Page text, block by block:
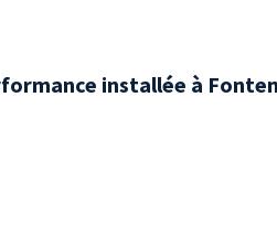
installée à